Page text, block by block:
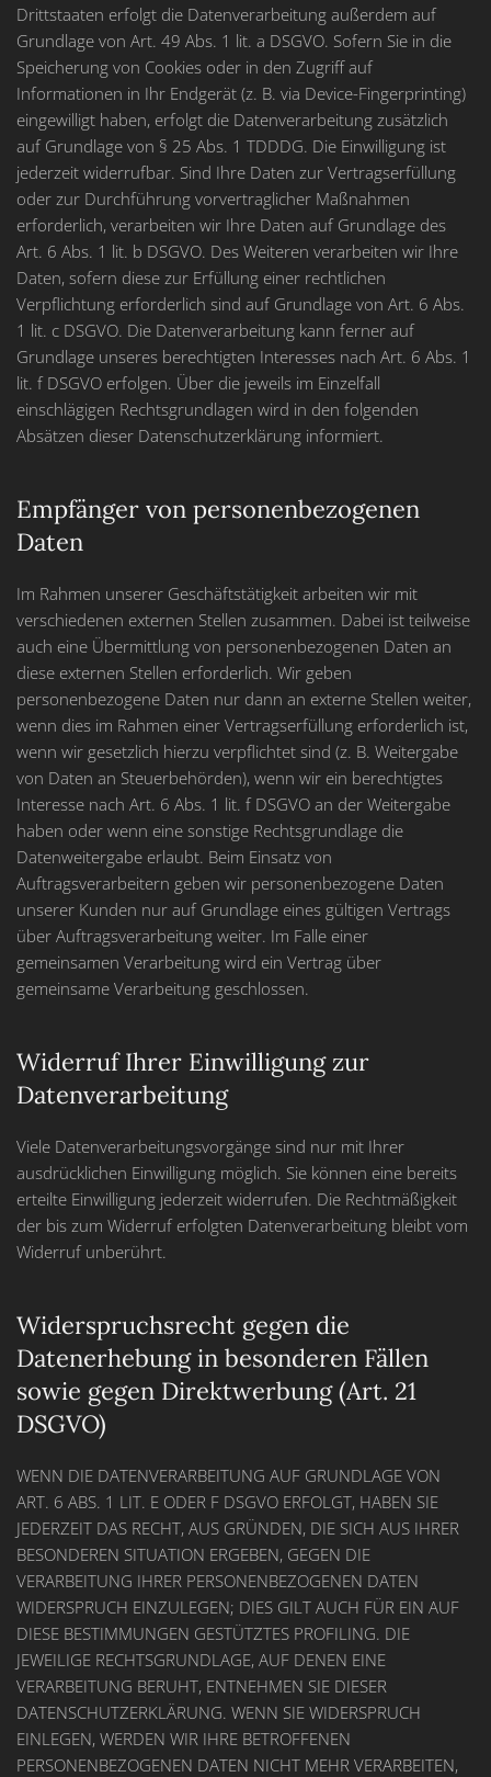
Drittstaaten erfolgt die Datenverarbeitung außerdem auf
Grundlage von Art. 49 Abs. 1 lit. a DSGVO. Sofern Sie in die
Speicherung von Cookies oder in den Zugriff auf
Informationen in Ihr Endgerät (z. B. via Device-Fingerprinting)
eingewilligt haben, erfolgt die Datenverarbeitung zusätzlich
auf Grundlage von § 25 Abs. 1 TDDDG. Die Einwilligung ist
jederzeit widerrufbar. Sind Ihre Daten zur Vertragserfüllung
oder zur Durchführung vorvertraglicher Maßnahmen
erforderlich, verarbeiten wir Ihre Daten auf Grundlage des
Art. 6 Abs. 1 lit. b DSGVO. Des Weiteren verarbeiten wir Ihre
Daten, sofern diese zur Erfüllung einer rechtlichen
Verpflichtung erforderlich sind auf Grundlage von Art. 6 Abs.
1 lit. c DSGVO. Die Datenverarbeitung kann ferner auf
Grundlage unseres berechtigten Interesses nach Art. 6 Abs. 1
lit. f DSGVO erfolgen. Über die jeweils im Einzelfall
einschlägigen Rechtsgrundlagen wird in den folgenden
Absätzen dieser Datenschutzerklärung informiert.
Empfänger von personenbezogenen
Daten
Im Rahmen unserer Geschäftstätigkeit arbeiten wir mit
verschiedenen externen Stellen zusammen. Dabei ist teilweise
auch eine Übermittlung von personenbezogenen Daten an
diese externen Stellen erforderlich. Wir geben
personenbezogene Daten nur dann an externe Stellen weiter,
wenn dies im Rahmen einer Vertragserfüllung erforderlich ist,
wenn wir gesetzlich hierzu verpflichtet sind (z. B. Weitergabe
von Daten an Steuerbehörden), wenn wir ein berechtigtes
Interesse nach Art. 6 Abs. 1 lit. f DSGVO an der Weitergabe
haben oder wenn eine sonstige Rechtsgrundlage die
Datenweitergabe erlaubt. Beim Einsatz von
Auftragsverarbeitern geben wir personenbezogene Daten
unserer Kunden nur auf Grundlage eines gültigen Vertrags
über Auftragsverarbeitung weiter. Im Falle einer
gemeinsamen Verarbeitung wird ein Vertrag über
gemeinsame Verarbeitung geschlossen.
Widerruf Ihrer Einwilligung zur
Datenverarbeitung
Viele Datenverarbeitungsvorgänge sind nur mit Ihrer
ausdrücklichen Einwilligung möglich. Sie können eine bereits
erteilte Einwilligung jederzeit widerrufen. Die Rechtmäßigkeit
der bis zum Widerruf erfolgten Datenverarbeitung bleibt vom
Widerruf unberührt.
Widerspruchsrecht gegen die
Datenerhebung in besonderen Fällen
sowie gegen Direktwerbung (Art. 21
DSGVO)
WENN DIE DATENVERARBEITUNG AUF GRUNDLAGE VON
ART. 6 ABS. 1 LIT. E ODER F DSGVO ERFOLGT, HABEN SIE
JEDERZEIT DAS RECHT, AUS GRÜNDEN, DIE SICH AUS IHRER
BESONDEREN SITUATION ERGEBEN, GEGEN DIE
VERARBEITUNG IHRER PERSONENBEZOGENEN DATEN
WIDERSPRUCH EINZULEGEN; DIES GILT AUCH FÜR EIN AUF
DIESE BESTIMMUNGEN GESTÜTZTES PROFILING. DIE
JEWEILIGE RECHTSGRUNDLAGE, AUF DENEN EINE
VERARBEITUNG BERUHT, ENTNEHMEN SIE DIESER
DATENSCHUTZERKLÄRUNG. WENN SIE WIDERSPRUCH
EINLEGEN, WERDEN WIR IHRE BETROFFENEN
PERSONENBEZOGENEN DATEN NICHT MEHR VERARBEITEN,